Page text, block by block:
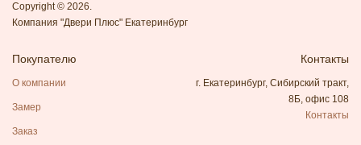
Copyright © 2026.
Компания "Двери Плюс" Екатеринбург
Покупателю
О компании
Замер
Заказ
Контакты
г. Екатеринбург, Сибирский тракт,
8Б, офис 108
Контакты